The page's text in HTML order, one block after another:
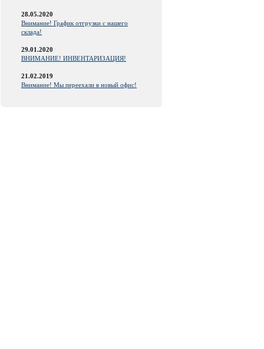
28.05.2020
Внимание! График отгрузки с нашего
склада!
29.01.2020
ВНИМАНИЕ! ИНВЕНТАРИЗАЦИЯ!
21.02.2019
Внимание! Мы переехали в новый офис!